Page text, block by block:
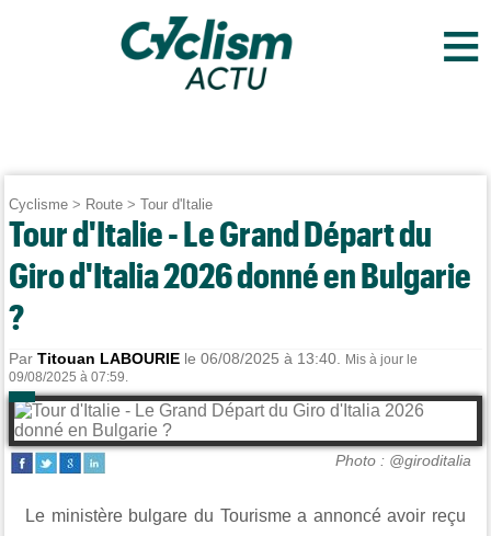
≡
Cyclisme > Route >Tour d'Italie
Tour d'Italie - Le Grand Départ du
Giro d'Italia 2026 donné en Bulgarie
?
ParTitouan LABOURIE le 06/08/2025 à 13:40.
Mis à jour le
09/08/2025 à 07:59.
Photo : @giroditalia
Le ministère bulgare du Tourisme a annoncé avoir reçu